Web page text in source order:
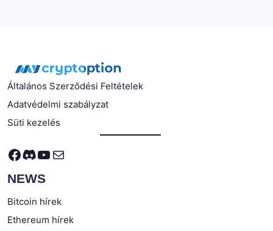
Általános Szerződési Feltételek
Adatvédelmi szabályzat
Süti kezelés
Facebook
Discord
YouTube
Mail
NEWS
Bitcoin hírek
Ethereum hírek